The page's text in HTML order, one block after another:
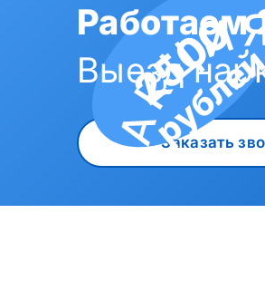
2500
Работаем
Выезд
Заказать